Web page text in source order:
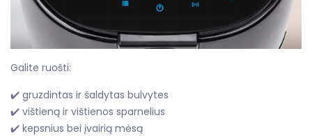
Galite ruošti:
✔️ gruzdintas ir šaldytas bulvytes
✔️ vištieną ir vištienos sparnelius
✔️ kepsnius bei įvairią mėsą